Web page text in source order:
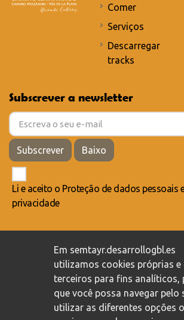
Comer
Serviços
Descarregar
tracks
Subscrever a newsletter
Subscrever Baixo
Li e aceito o Proteção de dados pessoais
privacidade
Política de privacidade
/ Política de cookies
Em semtayr.desarrollogbl.es
utilizamos cookies próprias e
terceiros para fins analíticos,
que você possa navegar pelo
utilizar as diferentes opções